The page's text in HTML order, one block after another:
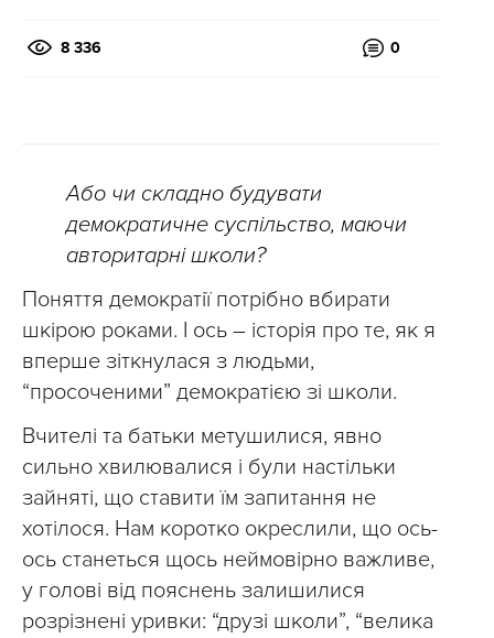
8 336 0
Або чи складно будувати
демократичне суспільство, маючи
авторитарні школи?
Поняття демократії потрібно вбирати
шкірою роками. І ось – історія про те, як я
вперше зіткнулася з людьми,
“просоченими” демократією зі школи.
Вчителі та батьки метушилися, явно
сильно хвилювалися і були настільки
зайняті, що ставити їм запитання не
хотілося. Нам коротко окреслили, що ось-
ось станеться щось неймовірно важливе,
у голові від пояснень залишилися
розрізнені уривки: “друзі школи”, “велика